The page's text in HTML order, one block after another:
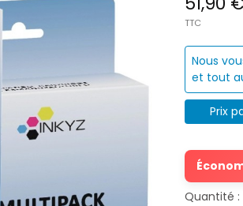
TTC
Nous
et tout
Prix
Quantité :